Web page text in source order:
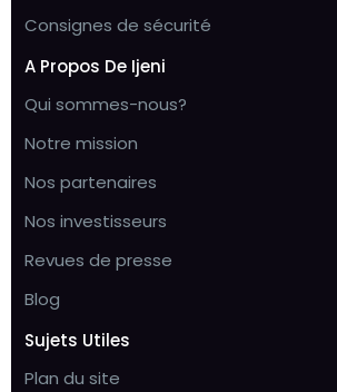
Consignes de sécurité
A Propos De Ijeni
Qui sommes-nous?
Notre mission
Nos partenaires
Nos investisseurs
Revues de presse
Blog
Sujets Utiles
Plan du site